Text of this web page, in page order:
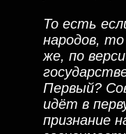
То есть
народов,
же, по
Первый?
идёт в
признание